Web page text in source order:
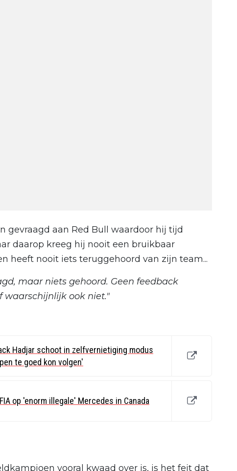
gevraagd aan Red Bull waardoor hij tijd
daarop kreeg hij nooit een bruikbaar
heeft nooit iets teruggehoord van zijn team...
maar niets gehoord. Geen feedback
waarschijnlijk ook niet."
Hadjar schoot in zelfvernietiging modus
te goed kon volgen'
op 'enorm illegale' Mercedes in Canada
vooral kwaad over is, is het feit dat